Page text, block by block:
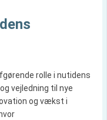
rolle i nutidens
vejledning til nye
og vækst i